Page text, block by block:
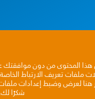
هذا المحتوى من دون موافقتك
ملفات تعريف الارتباط
هنا لعرض وضبط إعدادات
شكرًا لك.